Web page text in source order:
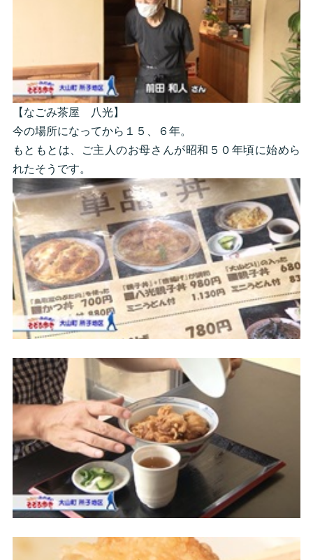
【なごみ茶屋 八光】
今の場所になってから１５、６年。
もともとは、ご主人のお母さんが昭和５０年頃に始めら
れたそうです。